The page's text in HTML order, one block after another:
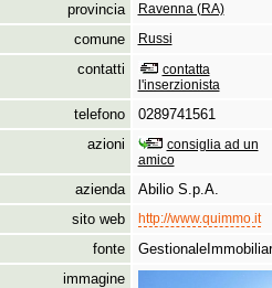
provincia
Ravenna (RA)
comune Russi
contatti
contatta
l'inserzionista
telefono
0289741561
azioni
consiglia ad un
amico
azienda
Abilio S.p.A.
sito web
http://www.quimmo.it
fonte
immagine